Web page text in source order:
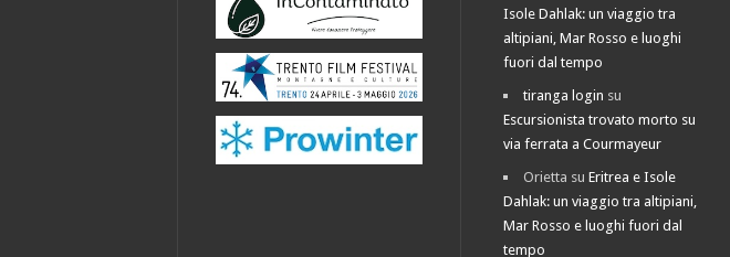
Isole Dahlak: un viaggio tra
altipiani, Mar Rosso e luoghi
fuori dal tempo
tiranga login su
Escursionista trovato morto su
via ferrata a Courmayeur
Orietta suEritrea e Isole
Dahlak: un viaggio tra altipiani,
Mar Rosso e luoghi fuori dal
tempo